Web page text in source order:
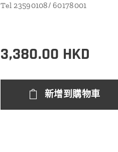
Tel 23590108/ 60178001
3,380.00 HKD
新增到購物車